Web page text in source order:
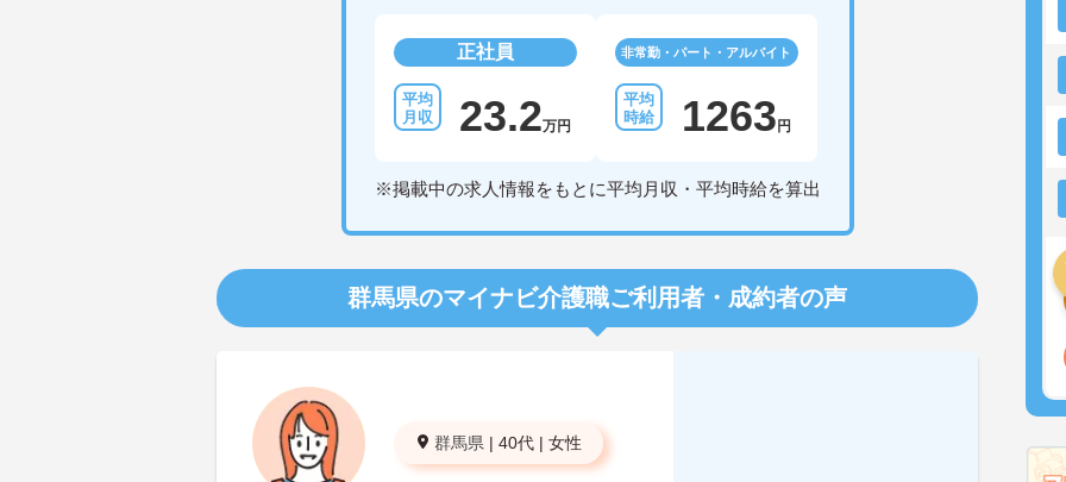
正社員
23.2万円
非常勤・パート・アルバイト
1263 円
※掲載中の求人情報をもとに平均月収・平均時給を算出
群馬県のマイナビ介護職ご利用者・成約者の声
群馬県 | 40代 | 女性